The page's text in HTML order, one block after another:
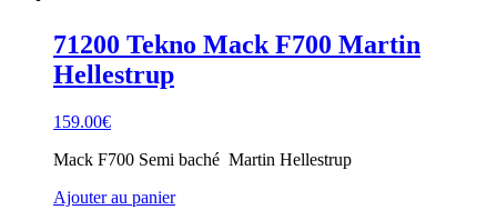
71200 Tekno Mack F700 Martin
Hellestrup
159.00€
Mack F700 Semi baché Martin Hellestrup
Ajouter au panier